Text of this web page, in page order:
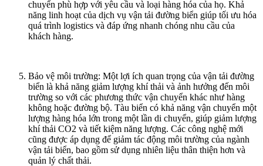
chuyển phù hợp với yêu cầu và loại hàng hóa của họ. Khả
năng linh hoạt của dịch vụ vận tải đường biển giúp tối ưu hóa
quá trình logistics và đáp ứng nhanh chóng nhu cầu của
khách hàng.
Bảo vệ môi trường: Một lợi ích quan trọng của vận tải đường
biển là khả năng giảm lượng khí thải và ảnh hưởng đến môi
trường so với các phương thức vận chuyển khác như hàng
không hoặc đường bộ. Tàu biển có khả năng vận chuyển một
lượng hàng hóa lớn trong một lần di chuyển, giúp giảm lượng
khí thải CO2 và tiết kiệm năng lượng. Các công nghệ mới
cũng được áp dụng để giảm tác động môi trường của ngành
vận tải biển, bao gồm sử dụng nhiên liệu thân thiện hơn và
quản lý chất thải.